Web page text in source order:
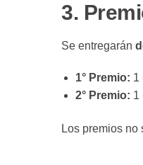
3.
Se entregarán
1° Premio: 1
2° Premio: 1
Los premios no